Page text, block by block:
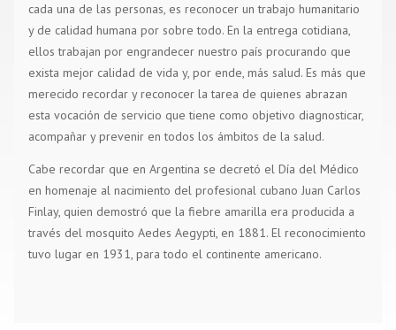
cada una de las personas, es reconocer un trabajo humanitario
y de calidad humana por sobre todo. En la entrega cotidiana,
ellos trabajan por engrandecer nuestro país procurando que
exista mejor calidad de vida y, por ende, más salud. Es más que
merecido recordar y reconocer la tarea de quienes abrazan
esta vocación de servicio que tiene como objetivo diagnosticar,
acompañar y prevenir en todos los ámbitos de la salud.
Cabe recordar que en Argentina se decretó el Día del Médico
en homenaje al nacimiento del profesional cubano Juan Carlos
Finlay, quien demostró que la fiebre amarilla era producida a
través del mosquito Aedes Aegypti, en 1881. El reconocimiento
tuvo lugar en 1931, para todo el continente americano.